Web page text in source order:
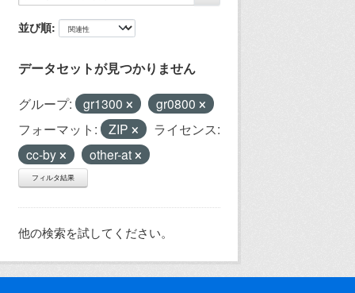
並び順
データセットが見つかりません
グループ: gr1300
gr0800
フォーマット:
ZIP
ライセンス:
cc-by
other-at
フィルタ結果
他の検索を試してください。